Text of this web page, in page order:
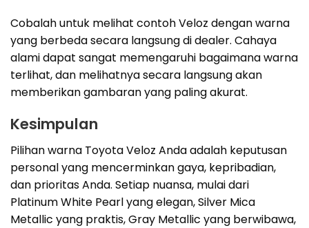
Cobalah untuk melihat contoh Veloz dengan warna
yang berbeda secara langsung di dealer. Cahaya
alami dapat sangat memengaruhi bagaimana warna
terlihat, dan melihatnya secara langsung akan
memberikan gambaran yang paling akurat.
Kesimpulan
Pilihan warna Toyota Veloz Anda adalah keputusan
personal yang mencerminkan gaya, kepribadian,
dan prioritas Anda. Setiap nuansa, mulai dari
Platinum White Pearl yang elegan, Silver Mica
Metallic yang praktis, Gray Metallic yang berwibawa,